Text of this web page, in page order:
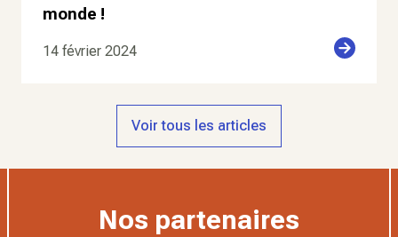
monde !
14 février 2024
Voir tous les articles
Nos partenaires